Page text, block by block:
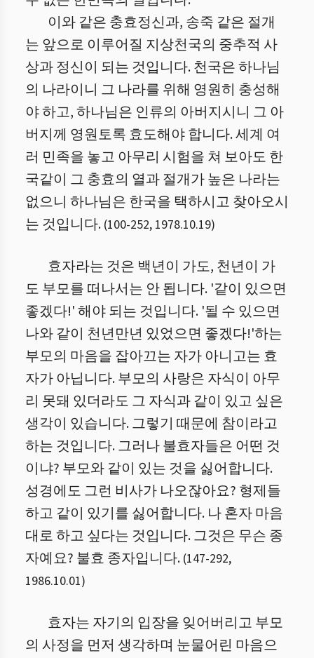
이와 같은 충효정신과, 송죽 같은 절개
는 앞으로 이루어질 지상천국의 중추적 사
상과 정신이 되는 것입니다. 천국은 하나님
의 나라이니 그 나라를 위해 영원히 충성해
야 하고, 하나님은 인류의 아버지시니 그 아
버지께 영원토록 효도해야 합니다. 세계 여
러 민족을 놓고 아무리 시험을 쳐 보아도 한
국같이 그 충효의 열과 절개가 높은 나라는
없으니 하나님은 한국을 택하시고 찾아오시
는 것입니다. (100-252, 1978.10.19)
효자라는 것은 백년이 가도, 천년이 가
도 부모를 떠나서는 안 됩니다. '같이 있으면
좋겠다!' 해야 되는 것입니다. '될 수 있으면
나와 같이 천년만년 있었으면 좋겠다!'하는
부모의 마음을 잡아끄는 자가 아니고는 효
자가 아닙니다. 부모의 사랑은 자식이 아무
리 못돼 있더라도 그 자식과 같이 있고 싶은
생각이 있습니다. 그렇기 때문에 참이라고
하는 것입니다. 그러나 불효자들은 어떤 것
이냐? 부모와 같이 있는 것을 싫어합니다.
성경에도 그런 비사가 나오잖아요? 형제들
하고 같이 있기를 싫어합니다. 나 혼자 마음
대로 하고 싶다는 것입니다. 그것은 무슨 종
자예요? 불효 종자입니다. (147-292,
1986.10.01)
효자는 자기의 입장을 잊어버리고 부모
의 사정을 먼저 생각하며 눈물어린 마음으